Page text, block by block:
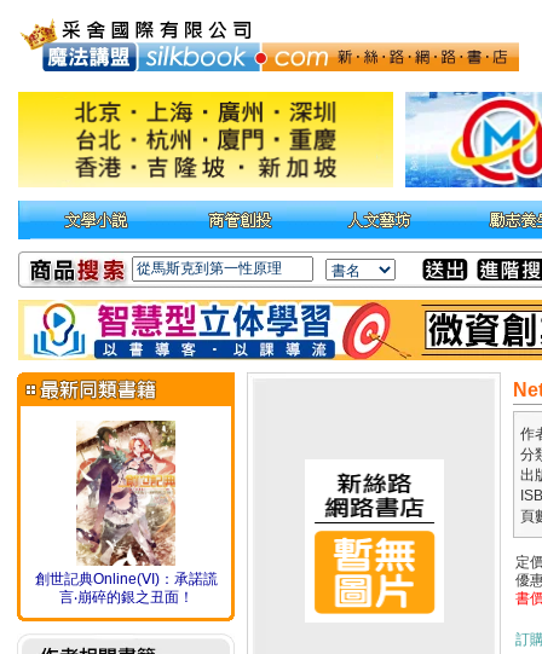
創世記典Online(ⅤI)：承諾謊
言‧崩碎的銀之丑面！
作
分
出
頁
定
優
書
訂